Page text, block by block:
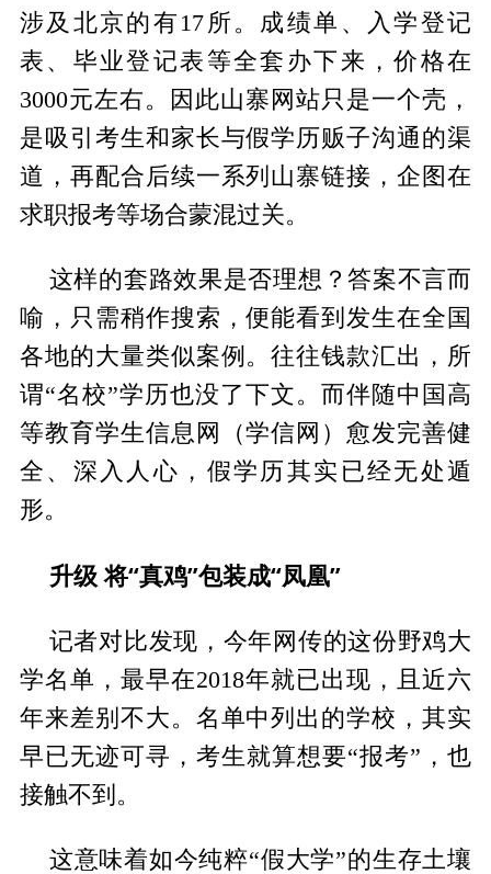
涉及北京的有17所。成绩单、入学登记
表、毕业登记表等全套办下来，价格在
3000元左右。因此山寨网站只是一个壳，
是吸引考生和家长与假学历贩子沟通的渠
道，再配合后续一系列山寨链接，企图在
求职报考等场合蒙混过关。
这样的套路效果是否理想？答案不言而
喻，只需稍作搜索，便能看到发生在全国
各地的大量类似案例。往往钱款汇出，所
谓“名校”学历也没了下文。而伴随中国高
等教育学生信息网（学信网）愈发完善健
全、深入人心，假学历其实已经无处遁
形。
升级 将“真鸡”包装成“凤凰”
记者对比发现，今年网传的这份野鸡大
学名单，最早在2018年就已出现，且近六
年来差别不大。名单中列出的学校，其实
早已无迹可寻，考生就算想要“报考”，也
接触不到。
这意味着如今纯粹“假大学”的生存土壤